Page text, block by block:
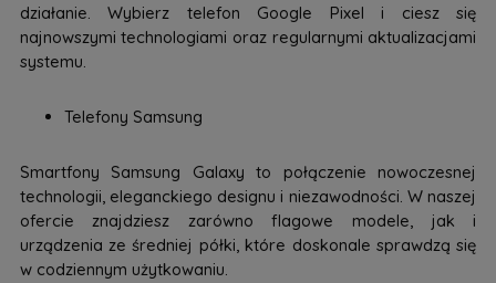
działanie. Wybierz telefon Google Pixel i ciesz się
najnowszymi technologiami oraz regularnymi aktualizacjami
systemu.
Telefony Samsung
Smartfony Samsung Galaxy to połączenie nowoczesnej
technologii, eleganckiego designu i niezawodności. W naszej
ofercie znajdziesz zarówno flagowe modele, jak i
urządzenia ze średniej półki, które doskonale sprawdzą się
w codziennym użytkowaniu.